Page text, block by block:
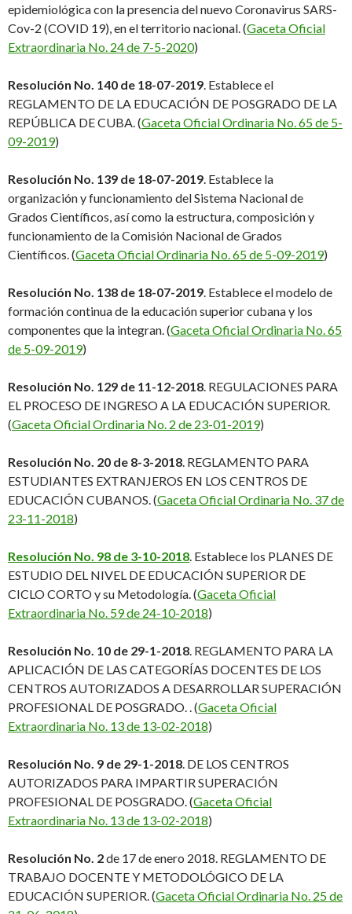
epidemiológica con la presencia del nuevo Coronavirus SARS-
Cov-2 (COVID 19), en el territorio nacional. (Gaceta Oficial
Extraordinaria No. 24 de 7-5-2020)
Resolución No. 140 de 18-07-2019 . Establece el
REGLAMENTO DE LA EDUCACIÓN DE POSGRADO DE LA
REPÚBLICA DE CUBA. (Gaceta Oficial Ordinaria No. 65 de 5-
09-2019)
Resolución No. 139 de 18-07-2019 . Establece la
organización y funcionamiento del Sistema Nacional de
Grados Científicos, así como la estructura, composición y
funcionamiento de la Comisión Nacional de Grados
Científicos. (Gaceta Oficial Ordinaria No. 65 de 5-09-2019)
Resolución No. 138 de 18-07-2019 . Establece el modelo de
formación continua de la educación superior cubana y los
componentes que la integran. (Gaceta Oficial Ordinaria No. 65
de 5-09-2019)
Resolución No. 129 de 11-12-2018 . REGULACIONES PARA
EL PROCESO DE INGRESO A LA EDUCACIÓN SUPERIOR.
(Gaceta Oficial Ordinaria No. 2 de 23-01-2019)
Resolución No. 20 de 8-3-2018 . REGLAMENTO PARA
ESTUDIANTES EXTRANJEROS EN LOS CENTROS DE
EDUCACIÓN CUBANOS. (Gaceta Oficial Ordinaria No. 37 de
23-11-2018)
Resolución No. 98 de 3-10-2018 . Establece los PLANES DE
ESTUDIO DEL NIVEL DE EDUCACIÓN SUPERIOR DE
CICLO CORTO y su Metodología. (Gaceta Oficial
Extraordinaria No. 59 de 24-10-2018)
Resolución No. 10 de 29-1-2018 . REGLAMENTO PARA LA
APLICACIÓN DE LAS CATEGORÍAS DOCENTES DE LOS
CENTROS AUTORIZADOS A DESARROLLAR SUPERACIÓN
PROFESIONAL DE POSGRADO. . (Gaceta Oficial
Extraordinaria No. 13 de 13-02-2018)
Resolución No. 9 de 29-1-2018 . DE LOS CENTROS
AUTORIZADOS PARA IMPARTIR SUPERACIÓN
PROFESIONAL DE POSGRADO. (Gaceta Oficial
Extraordinaria No. 13 de 13-02-2018)
Resolución No. 2de 17 de enero 2018. REGLAMENTO DE
TRABAJO DOCENTE Y METODOLÓGICO DE LA
EDUCACIÓN SUPERIOR. (Gaceta Oficial Ordinaria No. 25 de